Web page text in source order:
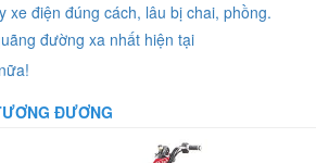
xe điện đúng cách, lâu bị chai, phồng.
đường xa nhất hiện tại
ĐƯƠNG